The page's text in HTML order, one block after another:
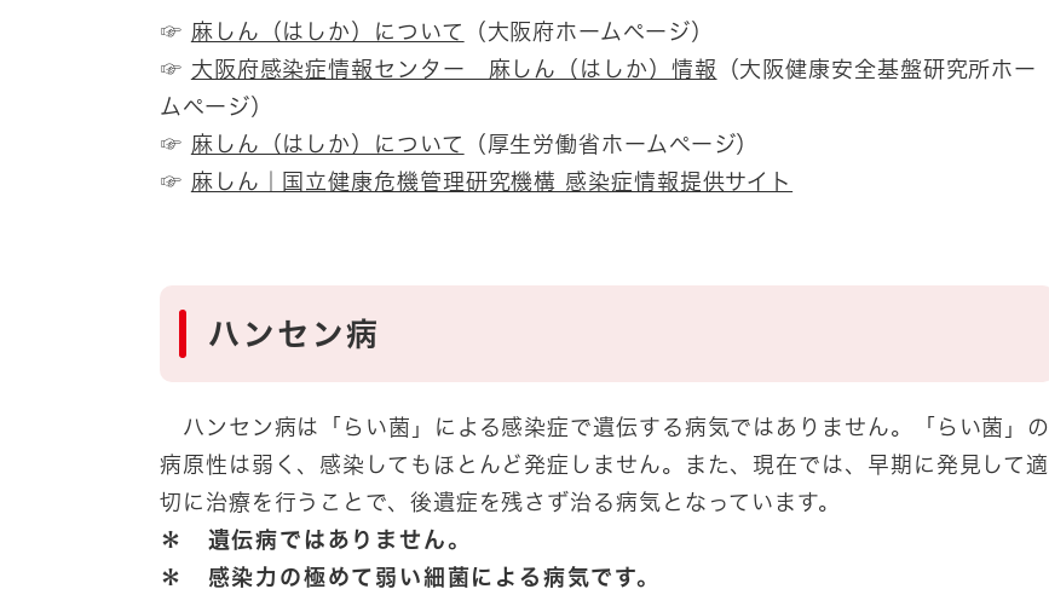
☞ ​ 麻しん（はしか）について
（大阪府ホームページ）
☞ ​ 大阪府感染症情報センター 麻しん（はしか）情報 （大阪健康安全基盤研究所ホー
ムページ）
☞ ​ 麻しん（はしか）について
（厚生労働省ホームページ）
☞ 麻しん｜国立健康危機管理研究機構 感染症情報提供サイト
ハンセン病
ハンセン病は「らい菌」による感染症で遺伝する病気ではありません。「らい菌」の
病原性は弱く、感染してもほとんど発症しません。また、現在では、早期に発見して適
切に治療を行うことで、後遺症を残さず治る病気となっています。
＊ 遺伝病ではありません。
＊ 感染力の極めて弱い細菌による病気です。